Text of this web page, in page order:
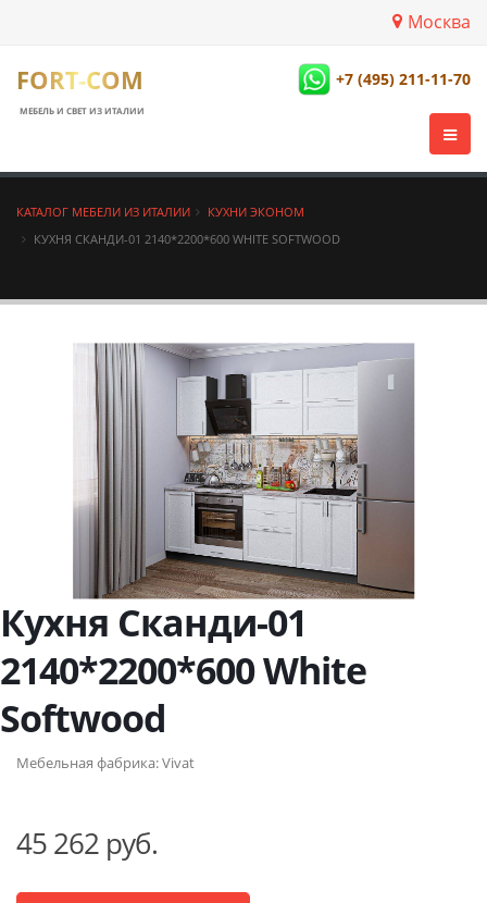
Москва
FORT-COM
МЕБЕЛЬ И СВЕТ ИЗ ИТАЛИИ
+7 (495) 211-11-70
КАТАЛОГ МЕБЕЛИ ИЗ ИТАЛИИ
КУХНИ ЭКОНОМ
КУХНЯ СКАНДИ-01 2140*2200*600 WHITE SOFTWOOD
Кухня Сканди-01
2140*2200*600 White
Softwood
Мебельная фабрика:Vivat
45 262 руб.